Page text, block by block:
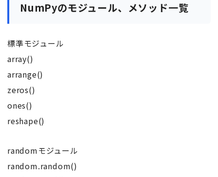
NumPyのモジュール、メソッド一覧
標準モジュール
array()
arrange()
zeros()
ones()
reshape()
randomモジュール
random.random()